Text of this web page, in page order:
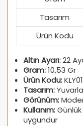
Tasarım
Ürün Kodu
Altın Ayarı:22
Gram:10,53 Gr
Ürün Kodu:
Tasarım:
Görünüm:
Kullanım:
uygundur